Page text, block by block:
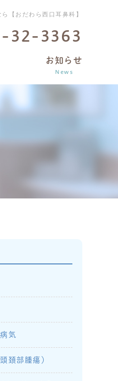
【おだわら西口耳鼻科】
32-3363
お知らせ
News
気
頚部腫瘍）